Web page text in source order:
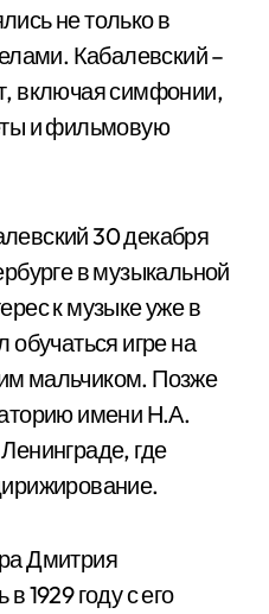
не только в
Кабалевский –
включая симфонии,
и фильмовую
30 декабря
в музыкальной
к музыке уже в
обучаться игре на
мальчиком. Позже
имени Н.А.
где
Дмитрия
1929 году с его